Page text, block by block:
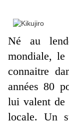
Né au
mondiale,
connaitre
années 80
lui valent de
locale. Un